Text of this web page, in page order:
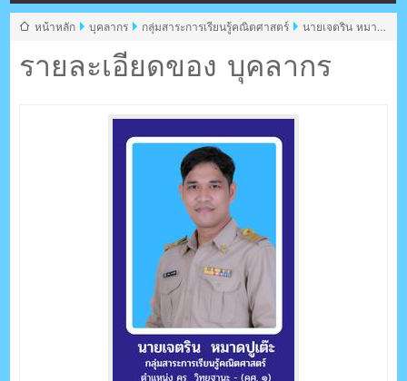
ตรัง กระบี่
รายละเอียดของ บุคลากร
หน้าหลัก บุคลากร กลุ่มสาระการเรียนรู้คณิตศาสตร์
นายเจตริน หมาด